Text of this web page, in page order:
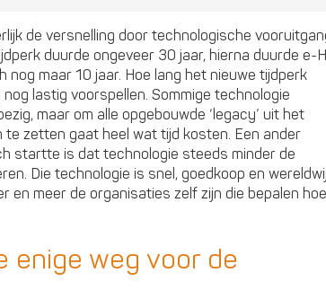
de versnelling door technologische
duurde ongeveer 30 jaar, hierna duurde e-
nog maar 10 jaar. Hoe lang het nieuwe tijdperk
lastig voorspellen. Sommige technologie
maar om alle opgebouwde ‘legacy’ uit het
te zetten gaat heel wat tijd kosten. Een ander
startte is dat technologie steeds minder de
Die technologie is snel, goedkoop en
en meer de organisaties zelf zijn die bepalen
enige weg voor de